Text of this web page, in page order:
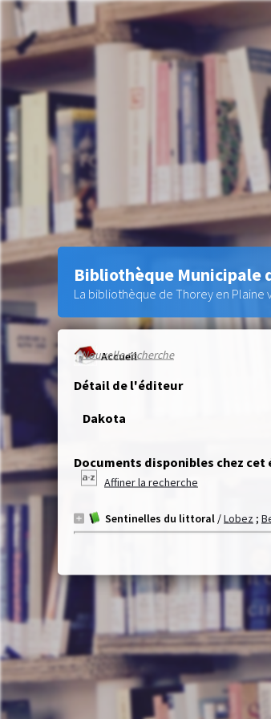
Accueil
Nouvelle recherche
Détail de l'éditeur
Dakota
Documents disponibles chez cet
Affiner la recherche
Sentinelles du littoral /Lobez ;
Bibliothèque Municipale
La bibliothèque de Thorey en Plaine